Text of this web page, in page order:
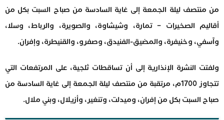
من منتصف ليلة الجمعة إلى غاية السادسة من صباح السبت بكل من
أقاليم الصخيرات – تمارة، وشيشاوة، والصويرة، والرباط، وسلا،
وآسفي، وخنيفرة، والمضيق-الفنيدق، وصفرو، والقنيطرة، وإفران.
ولفتت النشرة الإنذارية إلى أن تساقطات ثلجية، على المرتفعات التي
تتجاوز 1700م، مرتقبة من منتصف ليلة الجمعة إلى غاية السادسة من
صباح السبت بكل من إفران، وميدلت، وتنغير، وأزيلال، وبني ملال.